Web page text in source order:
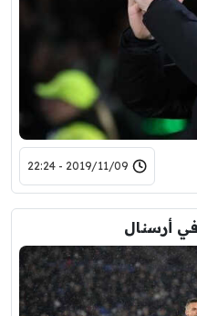
2019/11/09 - 22:24
أرسنال